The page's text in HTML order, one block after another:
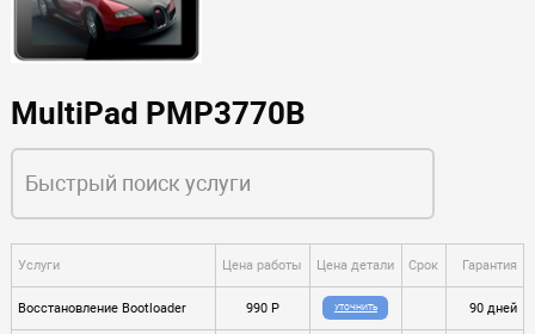
MultiPad PMP3770B
Услуги Цена работы Цена детали Срок Гарантия
Восстановление Bootloader 990 P УТОЧНИТЬ 90 дней